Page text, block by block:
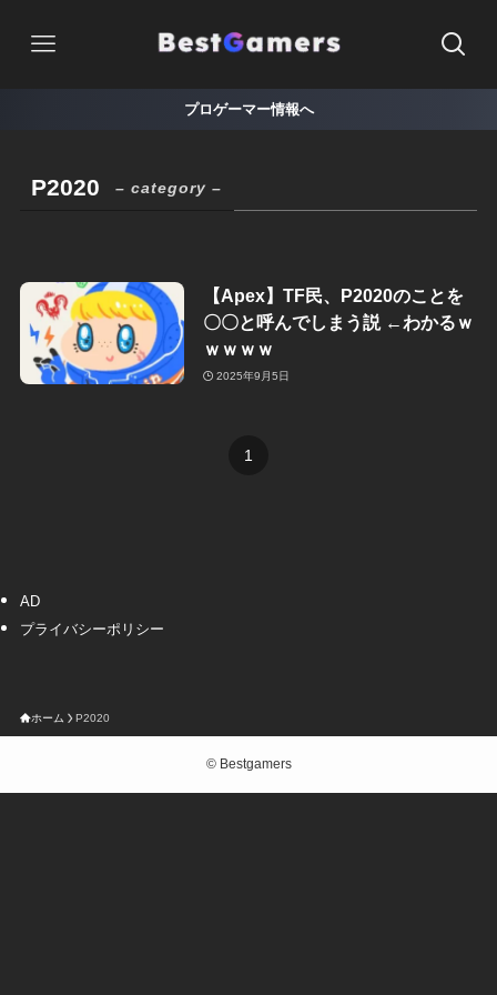
プロゲーマー情報へ
P2020 – category –
【Apex】TF民、P2020のことを
〇〇と呼んでしまう説 ←わかるｗ
ｗｗｗｗ
2025年9月5日
1
AD
プライバシーポリシー
ホーム P2020
©Bestgamers